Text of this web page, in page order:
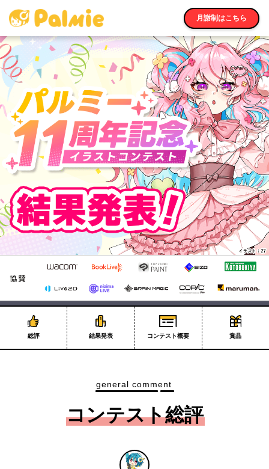
月謝制はこちら
総評 結果発表 コンテスト概要 賞品
general comment
コンテスト総評